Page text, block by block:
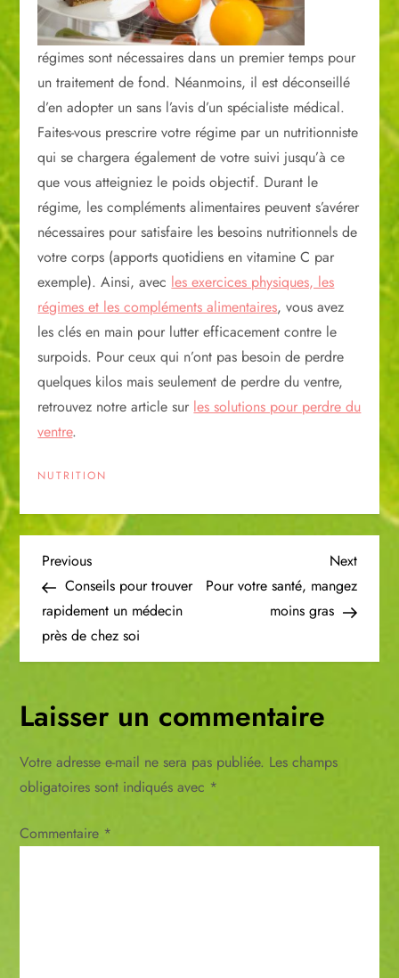
régimes sont nécessaires dans un premier temps pour
un traitement de fond. Néanmoins, il est déconseillé
d’en adopter un sans l’avis d’un spécialiste médical.
Faites-vous prescrire votre régime par un nutritionniste
qui se chargera également de votre suivi jusqu’à ce
que vous atteigniez le poids objectif. Durant le
régime, les compléments alimentaires peuvent s’avérer
nécessaires pour satisfaire les besoins nutritionnels de
votre corps (apports quotidiens en vitamine C par
exemple). Ainsi, avec les exercices physiques, les
régimes et les compléments alimentaires, vous avez
les clés en main pour lutter efficacement contre le
surpoids. Pour ceux qui n’ont pas besoin de perdre
quelques kilos mais seulement de perdre du ventre,
retrouvez notre article sur les solutions pour perdre du
ventre.
NUTRITION
N
a
v
g
a
t
Previous
Post
Previous
Conseils pour trouver
rapidement un médecin
près de chez soi
Next
Post
Next
Pour votre santé, mangez
moins gras
Laisser un commentaire
Votre adresse e-mail ne sera pas publiée. Les champs
obligatoires sont indiqués avec *
Commentaire *